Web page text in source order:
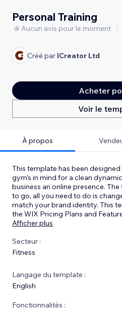
Personal Training
Aucun avis pour le moment
Créé par ICreator Ltd
Acheter
Voir le
À propos
This template has been
gym’s in mind for a clean
business an online presence.
to go, all you need to do is
match your brand identity. This
the WIX Pricing Plans and
Afficher plus
Secteur :
Fitness
Langage du template :
English
Fonctionnalités :